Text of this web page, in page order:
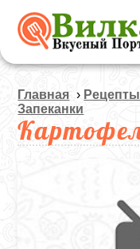
Главная › Рецепты
Запеканки